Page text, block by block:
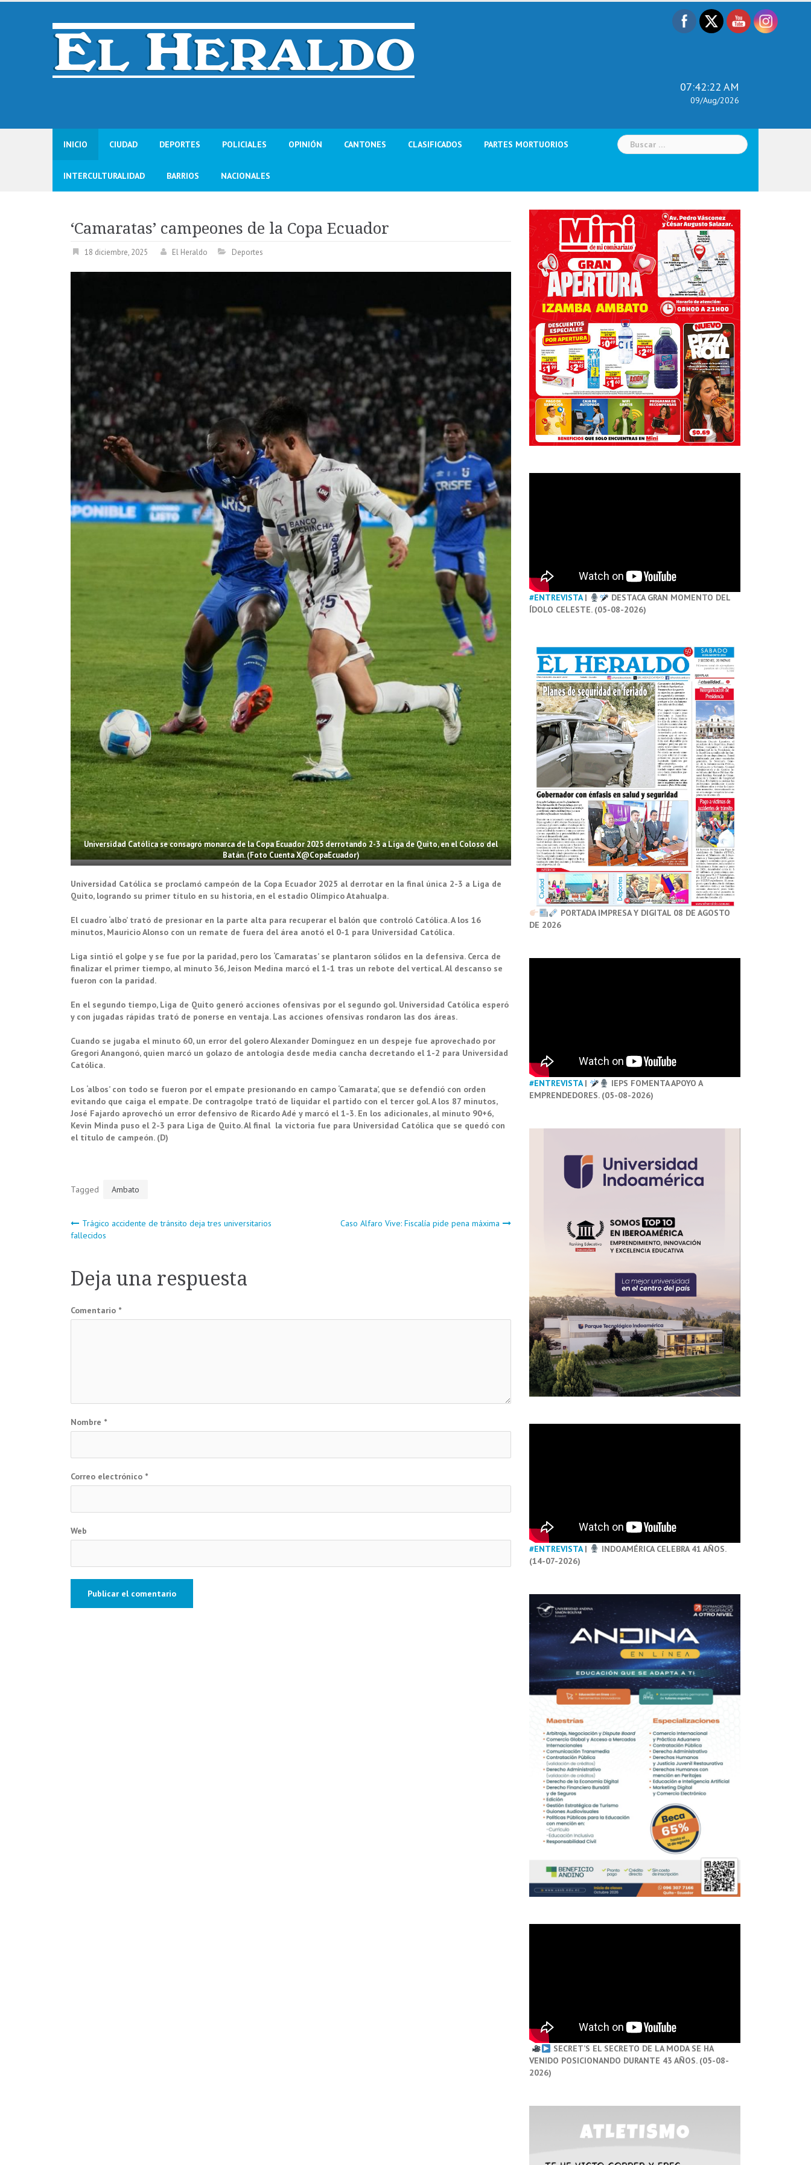
Skip
07:42:24 AM
09/Aug/2026
INICIO CIUDAD DEPORTES POLICIALES OPINIÓN CANTONES CLASIFICADOS PARTES MORTUORIOS
INTERCULTURALIDAD BARRIOS NACIONALES
Buscar:
‘Camaratas’ campeones de la Copa Ecuador
18 diciembre, 2025 El Heraldo Deportes
Universidad Católica se consagró monarca de la Copa Ecuador 2025 derrotando 2-3 a Liga de Quito, en el Coloso del
Batán. (Foto Cuenta X@CopaEcuador)
Universidad Católica se proclamó campeón de la Copa Ecuador 2025 al derrotar en la final única 2-3 a Liga de
Quito, logrando su primer título en su historia, en el estadio Olímpico Atahualpa.
El cuadro ‘albo’ trató de presionar en la parte alta para recuperar el balón que controló Católica. A los 16
minutos, Mauricio Alonso con un remate de fuera del área anotó el 0-1 para Universidad Católica.
Liga sintió el golpe y se fue por la paridad, pero los ‘Camaratas’ se plantaron sólidos en la defensiva. Cerca de
finalizar el primer tiempo, al minuto 36, Jeison Medina marcó el 1-1 tras un rebote del vertical. Al descanso se
fueron con la paridad.
En el segundo tiempo, Liga de Quito generó acciones ofensivas por el segundo gol. Universidad Católica esperó
y con jugadas rápidas trató de ponerse en ventaja. Las acciones ofensivas rondaron las dos áreas.
Cuando se jugaba el minuto 60, un error del golero Alexander Domínguez en un despeje fue aprovechado por
Gregori Anangonó, quien marcó un golazo de antología desde media cancha decretando el 1-2 para Universidad
Católica.
Los ‘albos’ con todo se fueron por el empate presionando en campo ‘Camarata’, que se defendió con orden
evitando que caiga el empate. De contragolpe trató de liquidar el partido con el tercer gol. A los 87 minutos,
José Fajardo aprovechó un error defensivo de Ricardo Adé y marcó el 1-3. En los adicionales, al minuto 90+6,
Kevin Minda puso el 2-3 para Liga de Quito. Al final la victoria fue para Universidad Católica que se quedó con
el título de campeón. (D)
Tagged Ambato
Navegación
entradas
Trágico accidente de tránsito deja tres universitarios
fallecidos
Caso Alfaro Vive: Fiscalía pide pena máxima
Deja una respuesta
Comentario *
Nombre *
Correo electrónico *
Web
#ENTREVISTA|
DESTACA GRAN MOMENTO DEL
ÍDOLO CELESTE. (05-08-2026)
PORTADA IMPRESA Y DIGITAL 08 DE AGOSTO
DE 2026
#ENTREVISTA|
IEPS FOMENTA APOYO A
EMPRENDEDORES. (05-08-2026)
#ENTREVISTA|
INDOAMÉRICA CELEBRA 41 AÑOS.
(14-07-2026)
SECRET’S EL SECRETO DE LA MODA SE HA
VENIDO POSICIONANDO DURANTE 43 AÑOS. (05-08-
2026)